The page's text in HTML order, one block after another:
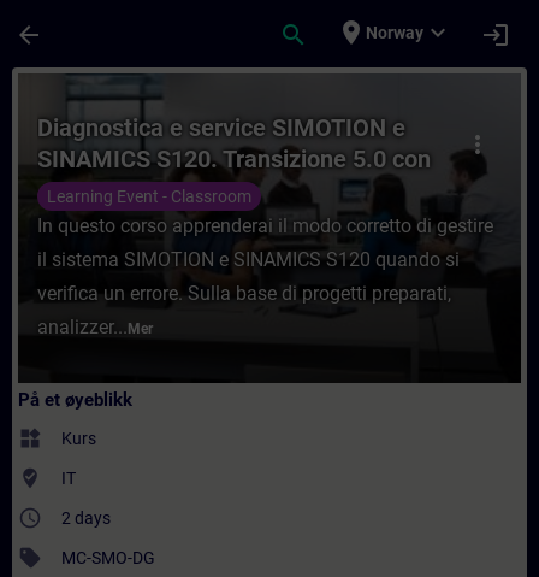
arrow_back search place Norway expand_more login
Kurs - Diagnostica e service SIMOTION
more_vert
Diagnostica e service SIMOTION e
SINAMICS S120. Transizione 5.0 con
attestazione finale superamento
esame.
Learning Event - Classroom
In questo corso apprenderai il modo corretto di gestire
il sistema SIMOTION e SINAMICS S120 quando si
verifica un errore. Sulla base di progetti preparati,
analizzer... Mer
På et øyeblikk
widgets Kurs
where_to_vote IT
access_time 2 days
sell MC-SMO-DG